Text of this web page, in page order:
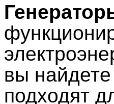
вы найдете
подходят